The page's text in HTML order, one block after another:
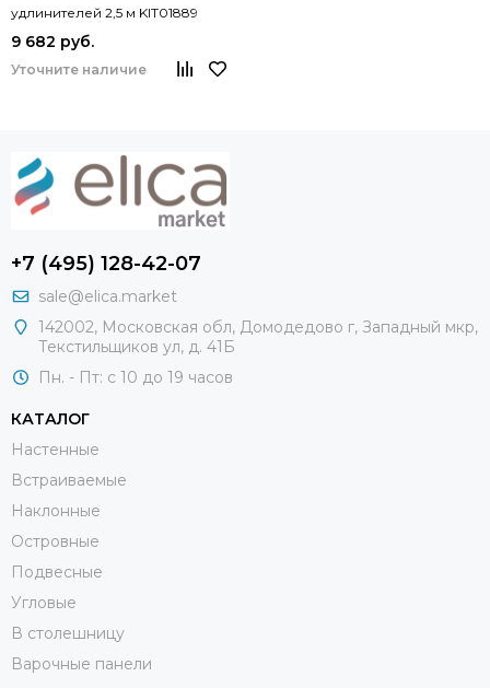
удлинителей 2,5 м KIT01889
9 682 руб.
Уточните наличие
+7 (495) 128-42-07
sale@elica.market
142002, Московская обл, Домодедово г, Западный мкр,
Текстильщиков ул, д. 41Б
Пн. - Пт: с 10 до 19 часов
КАТАЛОГ
Настенные
Встраиваемые
Наклонные
Островные
Подвесные
Угловые
В столешницу
Варочные панели